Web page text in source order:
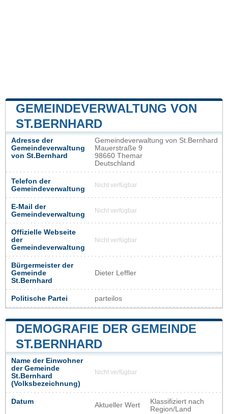
GEMEINDEVERWALTUNG VON
ST.BERNHARD
Adresse der
Gemeindeverwaltung
von St.Bernhard
Gemeindeverwaltung von St.Bernhard
Mauerstraße 9
98660 Themar
Deutschland
Telefon der
Gemeindeverwaltung
Nicht verfügbar
E-Mail der
Gemeindeverwaltung
Nicht verfügbar
Offizielle Webseite
der
Gemeindeverwaltung
Nicht verfügbar
Bürgermeister der
Gemeinde
St.Bernhard
Dieter Leffler
Politische Partei parteilos
DEMOGRAFIE DER GEMEINDE
ST.BERNHARD
Name der Einwohner
der Gemeinde
St.Bernhard
(Volksbezeichnung)
Nicht verfügbar
Datum Aktueller Wert
Klassifiziert nach
Region/Land